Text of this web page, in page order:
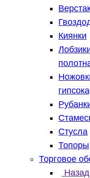
Киянки
Стусла
Топоры
Торговое
Назад